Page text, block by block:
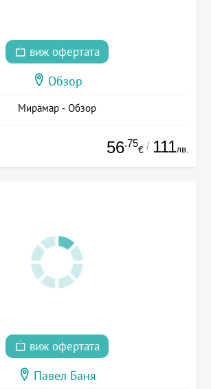
виж офертата
Обзор
Мирамар - Обзор
56.75
€ / 111лв.
виж офертата
Павел Баня